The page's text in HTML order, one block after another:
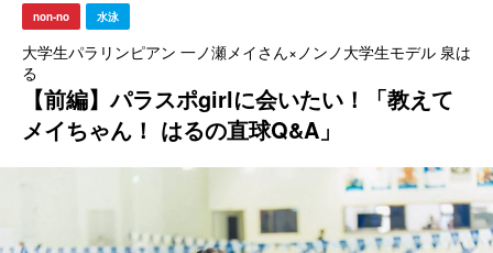
non-no 水泳
大学生パラリンピアン 一ノ瀬メイさん×ノンノ大学生モデル 泉は
る
【前編】パラスポgirlに会いたい！「教えて
メイちゃん！ はるの直球Q&A」